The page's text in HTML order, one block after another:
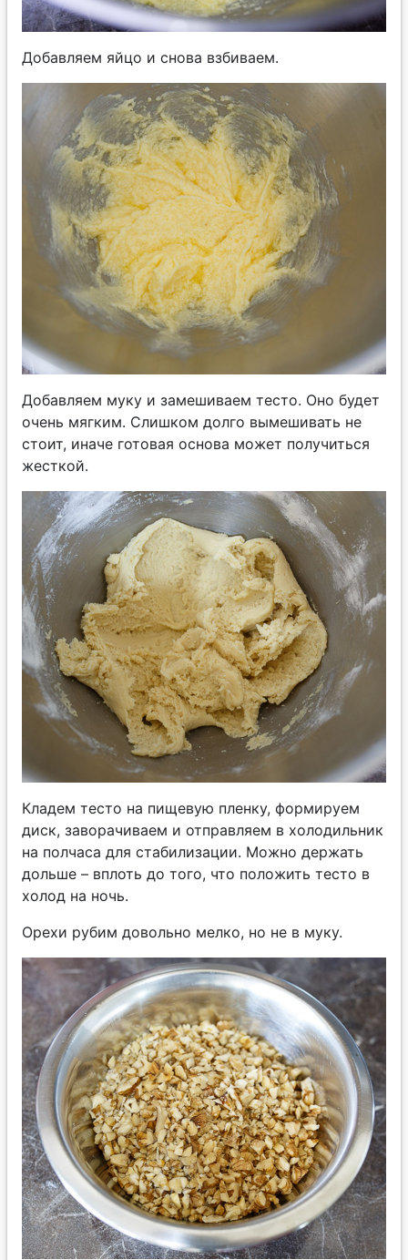
Добавляем яйцо и снова взбиваем.
Добавляем муку и замешиваем тесто. Оно будет
очень мягким. Слишком долго вымешивать не
стоит, иначе готовая основа может получиться
жесткой.
Кладем тесто на пищевую пленку, формируем
диск, заворачиваем и отправляем в холодильник
на полчаса для стабилизации. Можно держать
дольше – вплоть до того, что положить тесто в
холод на ночь.
Орехи рубим довольно мелко, но не в муку.